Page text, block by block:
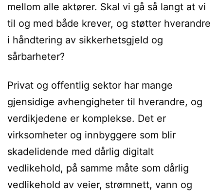
mellom alle aktører. Skal vi gå så langt at vi
til og med både krever, og støtter hverandre
i håndtering av sikkerhetsgjeld og
sårbarheter?
Privat og offentlig sektor har mange
gjensidige avhengigheter til hverandre, og
verdikjedene er komplekse. Det er
virksomheter og innbyggere som blir
skadelidende med dårlig digitalt
vedlikehold, på samme måte som dårlig
vedlikehold av veier, strømnett, vann og